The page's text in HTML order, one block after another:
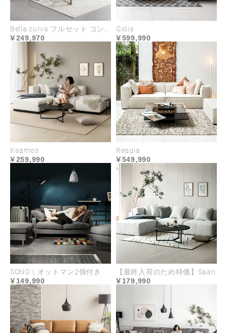
るワイドシートと、適度な弾力で身体にフィットす
る多層構造クッション。 座面は、安定感を保ち長時
間でも疲れにくい、程よく沈み込みのある立ち座り
しやすい硬さです。
座面
普通
沈み込みと弾力のバランスに優れた座り心地
普通
沈み込みと弾力のバランスに優れた座り心地
USABILITY
Bella curva フルセット コンパクト／レギュラー／ラージ
249,970
Gioia
599,990
Kaamos
259,990
Reggia
549,990
SONO｜オットマン2個付き
149,990
【最終入荷のため特価】Saari
179,990